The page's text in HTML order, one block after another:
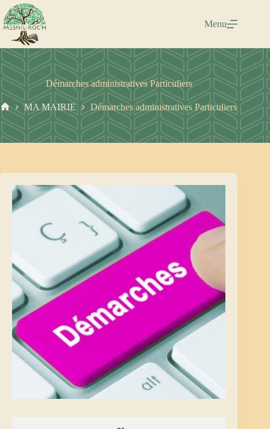
Passer
au
contenu
Menu
Démarches administratives Particuliers
Accueil
MA MAIRIE Démarches administratives Particuliers